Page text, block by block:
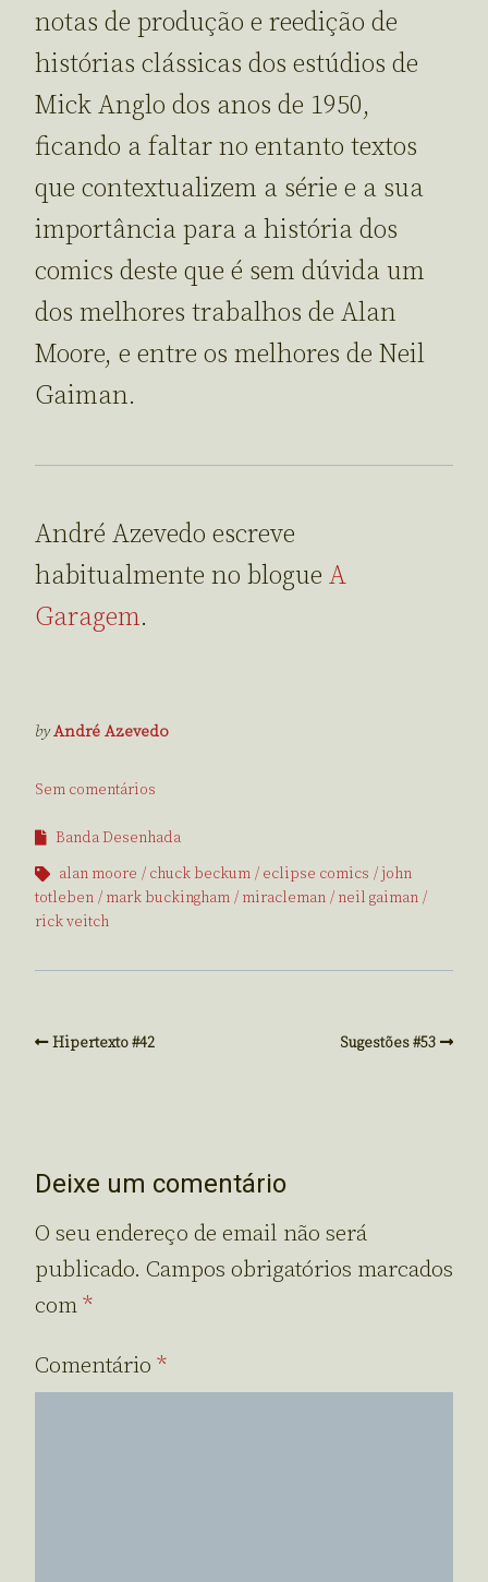
notas de produção e reedição de
histórias clássicas dos estúdios de
Mick Anglo dos anos de 1950,
ficando a faltar no entanto textos
que contextualizem a série e a sua
importância para a história dos
comics deste que é sem dúvida um
dos melhores trabalhos de Alan
Moore, e entre os melhores de Neil
Gaiman.
André Azevedo escreve
habitualmente no blogue A
Garagem.
byAndré Azevedo
Sem comentários
Banda Desenhada
alan moore
chuck beckum eclipse comics
john
totleben
mark buckingham miracleman
neil gaiman
rick veitch
Hipertexto #42 Sugestões #53
Deixe um comentário
O seu endereço de email não será
publicado. Campos obrigatórios marcados
com*
Comentário *